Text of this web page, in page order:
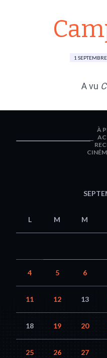
1
A vu
À
L M M
4 5 6
11 12 13
18 19 20
25 26 27